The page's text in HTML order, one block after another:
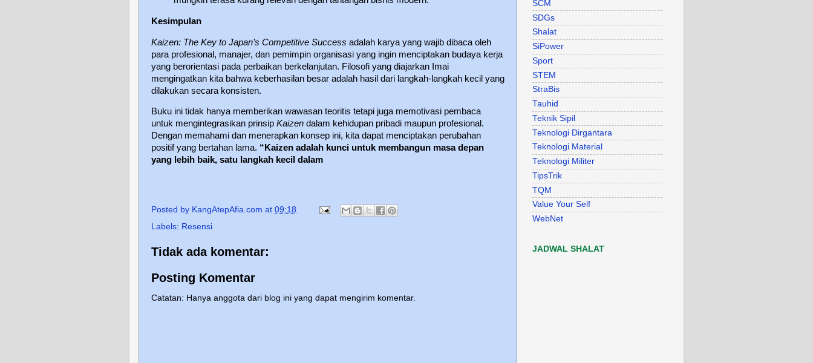
Kesimpulan
Kaizen: The Key to Japan’s Competitive Success adalah karya yang wajib dibaca oleh
para profesional, manajer, dan pemimpin organisasi yang ingin menciptakan budaya kerja
yang berorientasi pada perbaikan berkelanjutan. Filosofi yang diajarkan Imai
mengingatkan kita bahwa keberhasilan besar adalah hasil dari langkah-langkah kecil yang
dilakukan secara konsisten.
Buku ini tidak hanya memberikan wawasan teoritis tetapi juga memotivasi pembaca
untuk mengintegrasikan prinsip Kaizen dalam kehidupan pribadi maupun profesional.
Dengan memahami dan menerapkan konsep ini, kita dapat menciptakan perubahan
positif yang bertahan lama. “Kaizen adalah kunci untuk membangun masa depan
yang lebih baik, satu langkah kecil dalam
Posted by KangAtepAfia.com at 09:18
Labels: Resensi
Tidak ada komentar:
Posting Komentar
Catatan: Hanya anggota dari blog ini yang dapat mengirim komentar.
SCM
SDGs
Shalat
SiPower
Sport
STEM
StraBis
Tauhid
Teknik Sipil
Teknologi Dirgantara
Teknologi Material
Teknologi Militer
TipsTrik
TQM
Value Your Self
WebNet
JADWAL SHALAT